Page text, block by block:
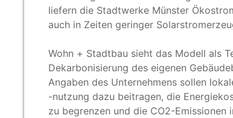
liefern die Stadtwerke Münster
auch in Zeiten geringer
Wohn + Stadtbau sieht das Modell als
Dekarbonisierung des eigenen
Angaben des Unternehmens sollen
-nutzung dazu beitragen, die
zu begrenzen und die CO2-Emissionen